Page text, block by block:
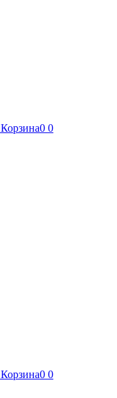
Корзина0 0
Корзина0 0